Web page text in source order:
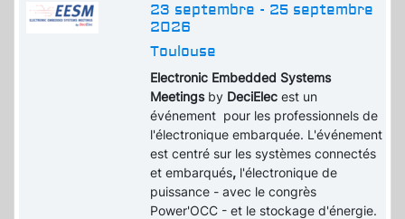
23 septembre - 25 septembre
2026
Toulouse
Electronic Embedded Systems
Meetingsby DeciElecest un
événement pour les professionnels de
l'électronique embarquée. L'événement
est centré sur les systèmes connectés
et embarqués, l'électronique de
puissance - avec le congrès
Power'OCC - et le stockage d'énergie.